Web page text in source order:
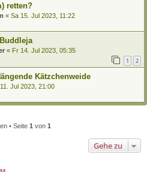
retten?
« Sa 15. Jul 2023, 11:22
« Fr 14. Jul 2023, 05:35
1 2
Kätzchenweide
Jul 2023, 21:00
• Seite 1 von 1
Gehe zu